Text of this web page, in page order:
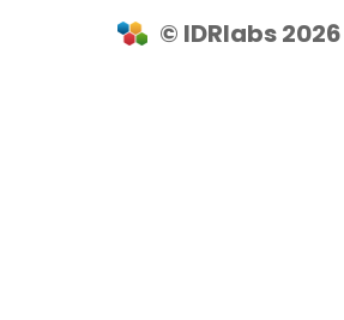
© IDRlabs 2026